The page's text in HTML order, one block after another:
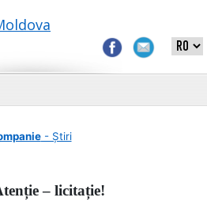
- Știri
– licitație!